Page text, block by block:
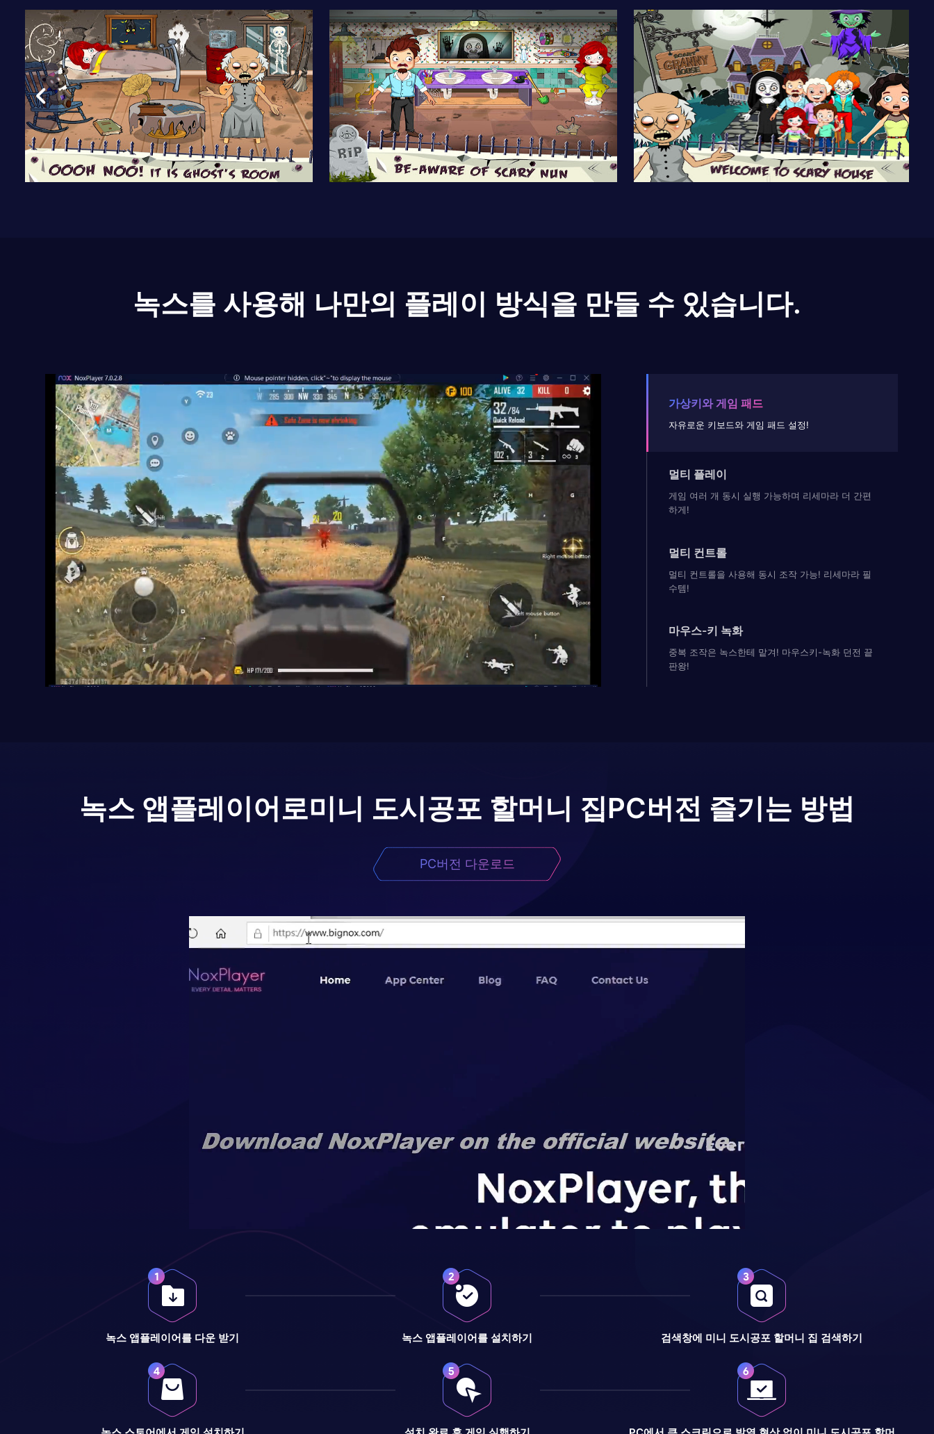
녹스를 사용해 나만의 플레이 방식을 만들 수 있습니다.
가상키와 게임 패드
자유로운 키보드와 게임 패드 설정!
멀티 플레이
게임 여러 개 동시 실행 가능하며 리세마라 더 간편
하게!
멀티 컨트롤
멀티 컨트롤을 사용해 동시 조작 가능! 리세마라 필
수템!
마우스-키 녹화
중복 조작은 녹스한테 맡겨! 마우스키-녹화 던전 끝
판왕!
녹스 앱플레이어로미니 도시공포 할머니 집PC버전 즐기는 방법
PC버전 다운로드
녹스 앱플레이어를 다운 받기 녹스 앱플레이어를 설치하기 검색창에 미니 도시공포 할머니 집 검색하기